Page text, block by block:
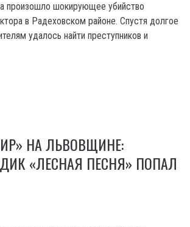
произошло шокирующее убийство
в Радеховском районе. Спустя долгое
удалось найти преступников и
НА ЛЬВОВЩИНЕ:
«ЛЕСНАЯ ПЕСНЯ» ПОПАЛ